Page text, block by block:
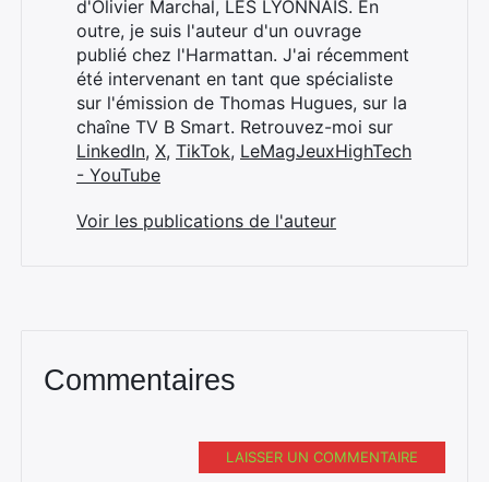
d'Olivier Marchal, LES LYONNAIS. En
outre, je suis l'auteur d'un ouvrage
publié chez l'Harmattan. J'ai récemment
été intervenant en tant que spécialiste
sur l'émission de Thomas Hugues, sur la
chaîne TV B Smart. Retrouvez-moi sur
LinkedIn, X, TikTok, LeMagJeuxHighTech
- YouTube
Voir les publications de l'auteur
Commentaires
LAISSER UN COMMENTAIRE